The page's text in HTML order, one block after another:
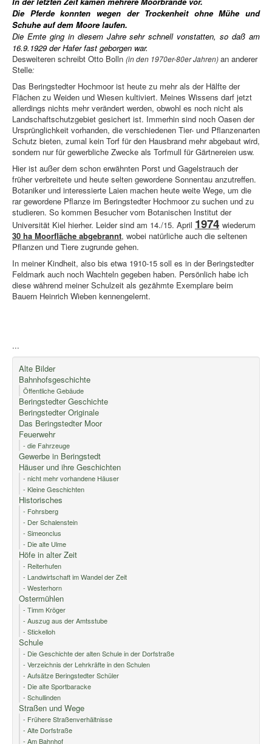
Die Pferde konnten wegen der Trockenheit ohne Mühe und
Schuhe auf dem Moore laufen.
Die Ernte ging in diesem Jahre sehr schnell vonstatten, so daß am
16.9.1929 der Hafer fast geborgen war.
Desweiteren schreibt Otto Bolln (in den 1970er-80er Jahren)an anderer
Stelle:
Das Beringstedter Hochmoor ist heute zu mehr als der Hälfte der
Flächen zu Weiden und Wiesen kultiviert. Meines Wissens darf jetzt
allerdings nichts mehr verändert werden, obwohl es noch nicht als
Landschaftschutzgebiet gesichert ist. Immerhin sind noch Oasen der
Ursprünglichkeit vorhanden, die verschiedenen Tier- und Pflanzenarten
Schutz bieten, zumal kein Torf für den Hausbrand mehr abgebaut wird,
sondern nur für gewerbliche Zwecke als Torfmull für Gärtnereien usw.
Hier ist außer dem schon erwähnten Porst und Gagelstrauch der
früher verbreitete und heute selten gewordene Sonnentau anzutreffen.
Botaniker und interessierte Laien machen heute weite Wege, um die
rar gewordene Pflanze im Beringstedter Hochmoor zu suchen und zu
studieren. So kommen Besucher vom Botanischen Institut der
Universität Kiel hierher. Leider sind am 14./15. April 1974 wiederum
30 ha Moorfläche abgebrannt, wobei natürliche auch die seltenen
Pflanzen und Tiere zugrunde gehen.
In meiner Kindheit, also bis etwa 1910-15 soll es in der Beringstedter
Feldmark auch noch Wachteln gegeben haben. Persönlich habe ich
diese während meiner Schulzeit als gezähmte Exemplare beim
Bauern Heinrich Wieben kennengelernt.
...
Alte Bilder
Bahnhofsgeschichte
Öffentliche Gebäude
Beringstedter Geschichte
Beringstedter Originale
Das Beringstedter Moor
Feuerwehr
- die Fahrzeuge
Gewerbe in Beringstedt
Häuser und ihre Geschichten
- nicht mehr vorhandene Häuser
- Kleine Geschichten
Historisches
- Fohrsberg
- Der Schalenstein
- Simeonclus
- Die alte Ulme
Höfe in alter Zeit
- Reiterhufen
- Landwirtschaft im Wandel der Zeit
- Westerhorn
Ostermühlen
- Timm Kröger
- Auszug aus der Amtsstube
- Stickelloh
Schule
- Die Geschichte der alten Schule in der Dorfstraße
- Verzeichnis der Lehrkräfte in den Schulen
- Aufsätze Beringstedter Schüler
- Die alte Sportbaracke
- Schullinden
Straßen und Wege
- Frühere Straßenverhältnisse
- Alte Dorfstraße
- Am Bahnhof